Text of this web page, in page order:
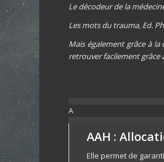
Le décodeur de la
Les mots du trauma, Ed.
Mais également grâce à
retrouver facilement grâce
A
AAH :
Elle permet de